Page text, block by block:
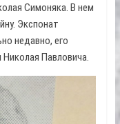
Симоняка. В нем
Экспонат
недавно, его
Павловича.